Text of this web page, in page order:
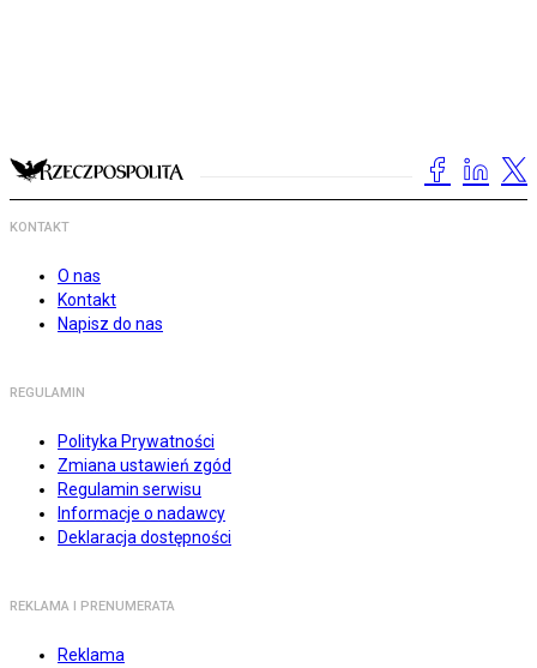
KONTAKT
O nas
Kontakt
Napisz do nas
REGULAMIN
Polityka Prywatności
Zmiana ustawień zgód
Regulamin serwisu
Informacje o nadawcy
Deklaracja dostępności
REKLAMA I PRENUMERATA
Reklama